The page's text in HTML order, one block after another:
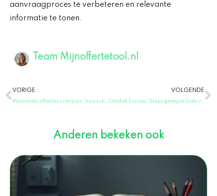
aanvraagproces te verbeteren en relevante
informatie te tonen.
Team Mijnoffertetool.nl
Vorige
VORIGE
Winnende offertes schrijven: hoe schrijf je ze in minder tijd?
VOLGENDE
Ontdek Succes: Stapsgewijze Gids voor het Maken van Een Offerte!
Anderen bekeken ook